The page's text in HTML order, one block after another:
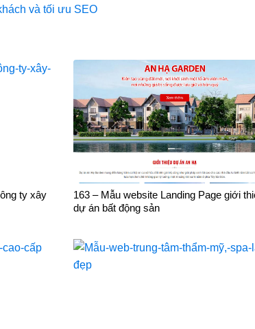
và tối ưu SEO
ty xây
163 – Mẫu website Landing Page giới
dự án bất động sản